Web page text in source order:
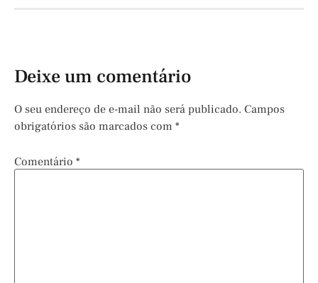
Deixe um comentário
O seu endereço de e-mail não será publicado. Campos
obrigatórios são marcados com *
Comentário *